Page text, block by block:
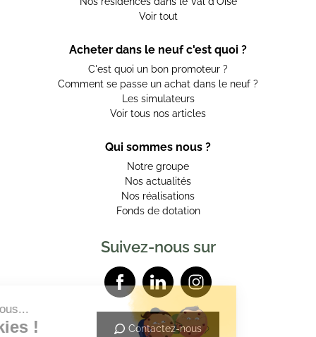
Voir tout
Acheter dans le neuf c'est quoi ?
C'est quoi un bon promoteur ?
Comment se passe un achat dans le neuf ?
Les simulateurs
Voir tous nos articles
Qui sommes nous ?
Notre groupe
Nos actualités
Nos réalisations
Fonds de dotation
Suivez-nous sur
Contactez-nous